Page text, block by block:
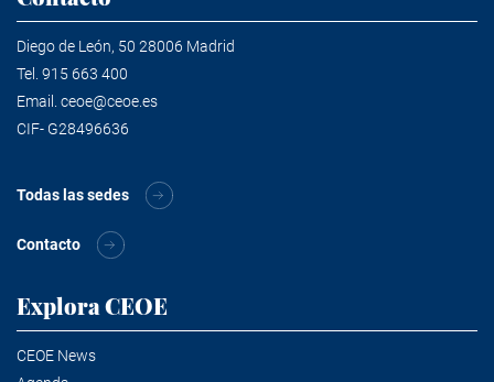
Diego de León, 50 28006 Madrid
Tel. 915 663 400
Email. ceoe@ceoe.es
CIF- G28496636
Todas las sedes
Contacto
Explora CEOE
CEOE News